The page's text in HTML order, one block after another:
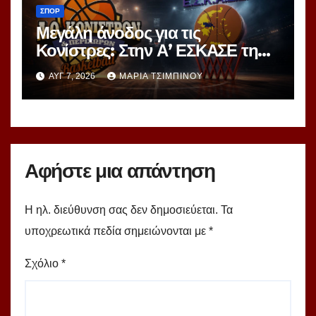
ΣΠΟΡ
Μεγάλη άνοδος για τις
Κονίστρες: Στην Α’ ΕΣΚΑΣΕ τη
νέα σεζόν – Αυτές είναι οι 12
ομάδες!
ΑΥΓ 7, 2026 ΜΑΡΊΑ ΤΣΙΜΠΙΝΟΎ
Αφήστε μια απάντηση
Η ηλ. διεύθυνση σας δεν δημοσιεύεται. Τα
υποχρεωτικά πεδία σημειώνονται με *
Σχόλιο *